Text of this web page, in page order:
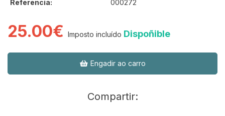
Referencia:
000272
25.00€ Imposto incluído Dispoñible
Engadir ao carro
Compartir: